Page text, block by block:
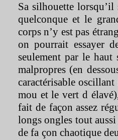
Sa silhouette
quelconque et le
corps n’y est pas
on pourrait essayer
seulement par le haut
malpropres (en
caractérisable
mou et le vert d
fait de façon assez
longs ongles tout aussi
de fa çon chaotique